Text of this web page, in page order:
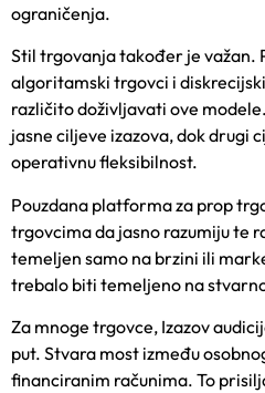
ograničenja.
Stil trgovanja također je važan.
algoritamski trgovci i
različito doživljavati ove
jasne ciljeve izazova, dok drugi
operativnu fleksibilnost.
Pouzdana platforma za prop
trgovcima da jasno razumiju te
temeljen samo na brzini ili
trebalo biti temeljeno na
Za mnoge trgovce, Izazov
put. Stvara most između
financiranim računima. To